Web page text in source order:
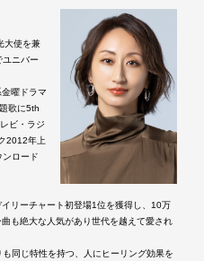
大使を兼
ニバー
曜ドラマ
歌に5th
ビ・ラジ
2012年上
ロード
リーチャート初登場1位を獲得し、10万
も絶大な人気があり世代を越えて愛され
同じ特性を持つ、人にヒーリング効果を